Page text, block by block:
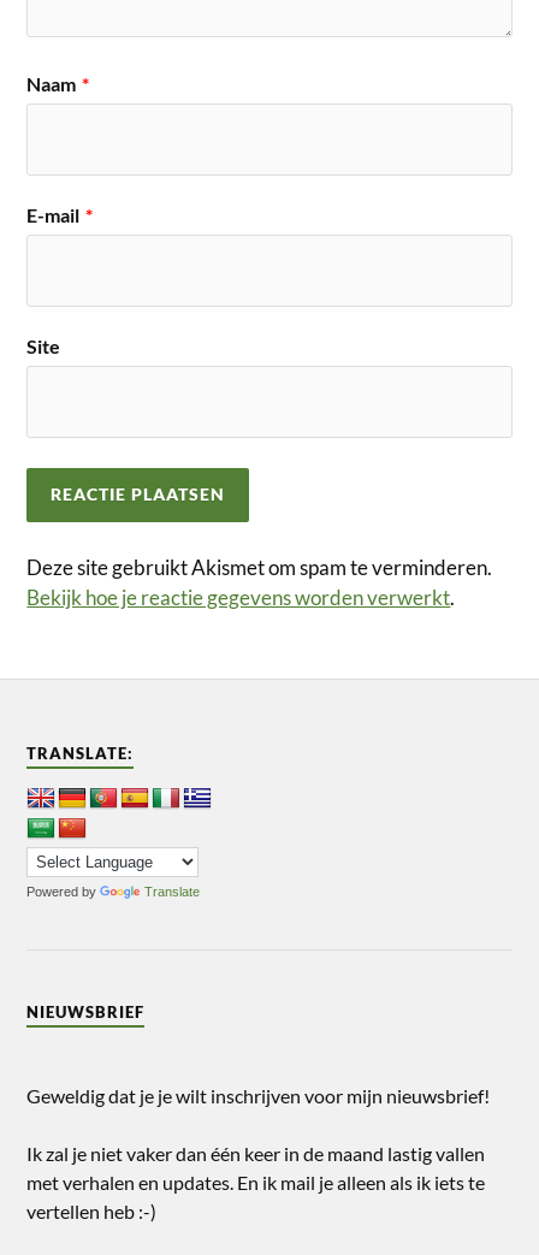
Naam *
E-mail *
Site
Deze site gebruikt Akismet om spam te verminderen.
Bekijk hoe je reactie gegevens worden verwerkt.
TRANSLATE:
Powered by Translate
NIEUWSBRIEF
Geweldig dat je je wilt inschrijven voor mijn nieuwsbrief!
Ik zal je niet vaker dan één keer in de maand lastig vallen
met verhalen en updates. En ik mail je alleen als ik iets te
vertellen heb :-)